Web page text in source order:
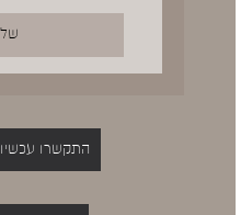
התקשרו עכשיו 052-5535400